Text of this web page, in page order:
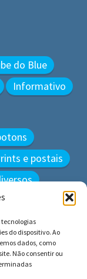
tecnologias
do dispositivo. Ao
dados, como
Não consentir ou
do Blue
Informativo
e postais